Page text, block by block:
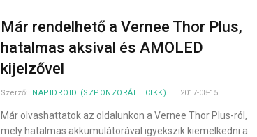
Már rendelhető a Vernee Thor Plus,
hatalmas aksival és AMOLED
kijelzővel
Szerző: NAPIDROID (SZPONZORÁLT CIKK) 2017-08-15
Már olvashattatok az oldalunkon a Vernee Thor Plus-ról,
mely hatalmas akkumulátorával igyekszik kiemelkedni a